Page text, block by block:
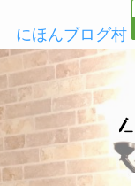
にほんブログ村